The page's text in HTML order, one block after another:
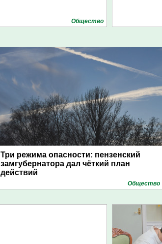
Общество
Три режима опасности: пензенский
замгубернатора дал чёткий план
действий
Общество